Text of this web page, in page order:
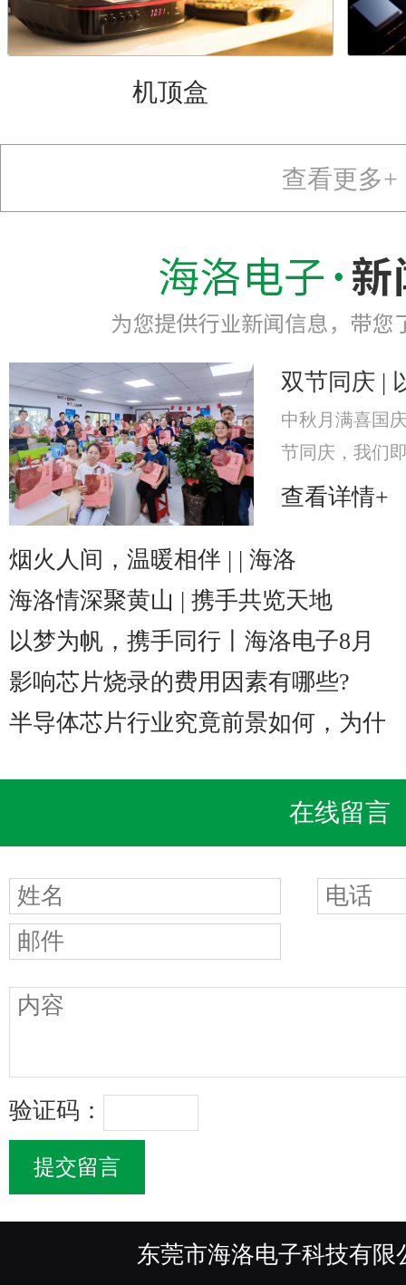
机顶盒
查看更多+
中秋月满喜国
节同庆，我们
至2025年10月
美心月饼礼
查看详情+
烟火人间，温暖相伴 | | 海洛
海洛情深聚黄山 | 携手共览天地
以梦为帆，携手同行丨海洛电子8月
影响芯片烧录的费用因素有哪些?
半导体芯片行业究竟前景如何，为什
在线留言
验证码：
东莞市海洛电子科技有限